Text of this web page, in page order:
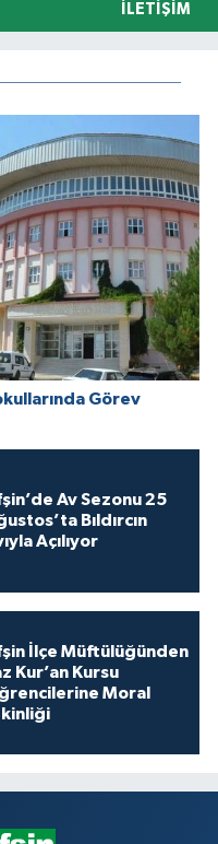
İLETIŞIM
Görev
Av Sezonu 25
Bıldırcın
Açılıyor
İlçe Müftülüğünden
Kur’an Kursu
Moral